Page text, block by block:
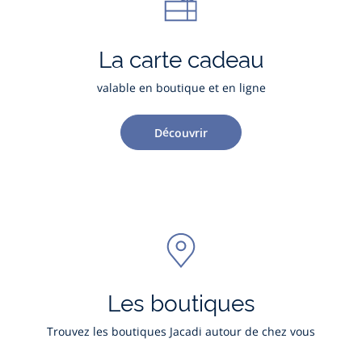
La carte cadeau
valable en boutique et en ligne
Découvrir
Les boutiques
Trouvez les boutiques Jacadi autour de chez vous